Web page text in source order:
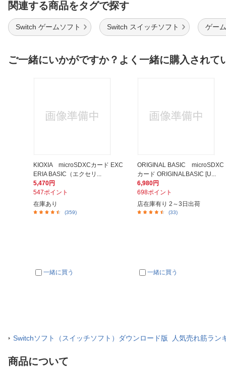
関連する商品をタグで探す
Switch ゲームソフト Switch スイッチソフト ゲー
ご一緒にいかがですか？よく一緒に購入されて
KIOXIA microSDXCカード EXC
ERIA BASIC（エクセリ...
5,470円
547ポイント
在庫あり
(359)
一緒に買う
ORIGINAL BASIC microSDXC
カード ORIGINALBASIC [U...
6,980円
698ポイント
店在庫有り 2～3日出荷
(33)
一緒に買う
Switchソフト（スイッチソフト）ダウンロード版 人気売れ筋ラン
商品について